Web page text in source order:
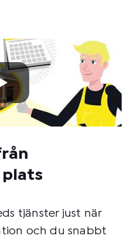
plats
tjänster just när
och du snabbt